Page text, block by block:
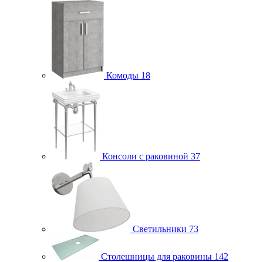
Комоды 18
Консоли с раковиной 37
Светильники 73
Столешницы для раковины 142